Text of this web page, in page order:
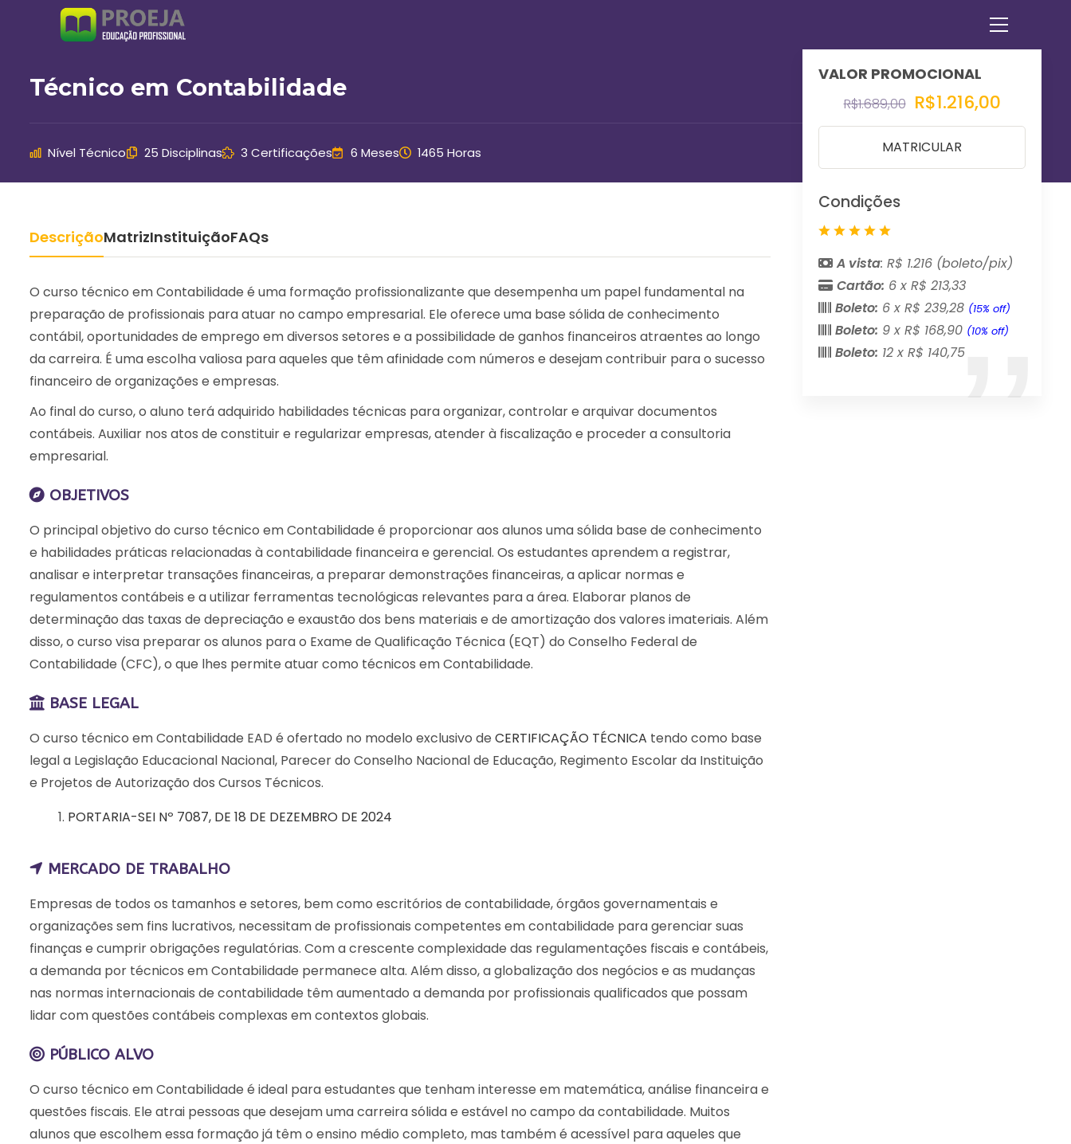
Ver
Técnico em Contabilidade
1465 Horas
Nível Técnico 25 Disciplinas 3 Certificações 6 Meses
DescriçãoMatrizInstituiçãoFAQs
O curso técnico em Contabilidade é uma formação profissionalizante que desempenha um papel fundamental na
preparação de profissionais para atuar no campo empresarial. Ele oferece uma base sólida de conhecimento
contábil, oportunidades de emprego em diversos setores e a possibilidade de ganhos financeiros atraentes ao longo
da carreira. É uma escolha valiosa para aqueles que têm afinidade com números e desejam contribuir para o sucesso
financeiro de organizações e empresas.
Ao final do curso, o aluno terá adquirido habilidades técnicas para organizar, controlar e arquivar documentos
contábeis. Auxiliar nos atos de constituir e regularizar empresas, atender à fiscalização e proceder a consultoria
empresarial.
OBJETIVOS
O principal objetivo do curso técnico em Contabilidade é proporcionar aos alunos uma sólida base de conhecimento
e habilidades práticas relacionadas à contabilidade financeira e gerencial. Os estudantes aprendem a registrar,
analisar e interpretar transações financeiras, a preparar demonstrações financeiras, a aplicar normas e
regulamentos contábeis e a utilizar ferramentas tecnológicas relevantes para a área. Elaborar planos de
determinação das taxas de depreciação e exaustão dos bens materiais e de amortização dos valores imateriais. Além
disso, o curso visa preparar os alunos para o Exame de Qualificação Técnica (EQT) do Conselho Federal de
Contabilidade (CFC), o que lhes permite atuar como técnicos em Contabilidade.
BASE LEGAL
O curso técnico em Contabilidade EAD é ofertado no modelo exclusivo de CERTIFICAÇÃO TÉCNICA tendo como base
legal a Legislação Educacional Nacional, Parecer do Conselho Nacional de Educação, Regimento Escolar da Instituição
e Projetos de Autorização dos Cursos Técnicos.
PORTARIA-SEI Nº 7087, DE 18 DE DEZEMBRO DE 2024
MERCADO DE TRABALHO
Empresas de todos os tamanhos e setores, bem como escritórios de contabilidade, órgãos governamentais e
organizações sem fins lucrativos, necessitam de profissionais competentes em contabilidade para gerenciar suas
finanças e cumprir obrigações regulatórias. Com a crescente complexidade das regulamentações fiscais e contábeis,
a demanda por técnicos em Contabilidade permanece alta. Além disso, a globalização dos negócios e as mudanças
nas normas internacionais de contabilidade têm aumentado a demanda por profissionais qualificados que possam
lidar com questões contábeis complexas em contextos globais.
PÚBLICO ALVO
O curso técnico em Contabilidade é ideal para estudantes que tenham interesse em matemática, análise financeira e
questões fiscais. Ele atrai pessoas que desejam uma carreira sólida e estável no campo da contabilidade. Muitos
alunos que escolhem essa formação já têm o ensino médio completo, mas também é acessível para aqueles que
R$1.689,00 R$1.216,00
MATRICULAR
Condições
A vista: R$ 1.216 (boleto/pix)
Cartão: 6 x R$ 213,33
Boleto: 6 x R$ 239,28 (15% off)
Boleto: 9 x R$ 168,90 (10% off)
Boleto: 12 x R$ 140,75